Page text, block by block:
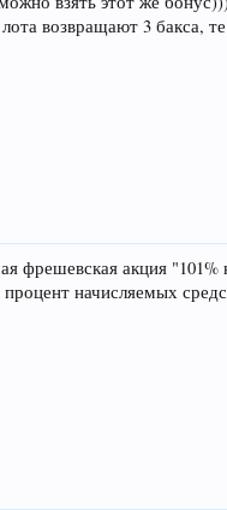
возвращают 3 бакса,
фрешевская акция
начисляемых